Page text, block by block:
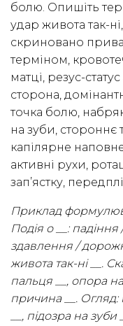
болю. Опишіть
удар живота так-
скриновано
терміном,
матці, резус-
сторона,
точка болю,
на зуби, стороннє
капілярне
активні рухи,
зап’ястку,
Приклад
Подія о __:
здавлення /
живота так-ні __.
пальця __, опора на
причина __. Огляд:
__, підозра на